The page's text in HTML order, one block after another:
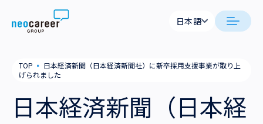
Skip to content
neocareer について
私たちの考え方
日本語
TOP ▪ 日本経済新聞（日本経済新聞社）に新卒採用支援事業が取り上
げられました
日本経済新聞（日本経